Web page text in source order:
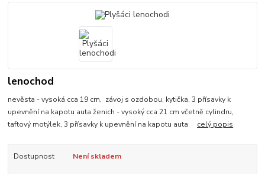
lenochod
nevěsta - vysoká cca 19 cm, závoj s ozdobou, kytička, 3 přísavky k
upevnění na kapotu auta ženich - vysoký cca 21 cm včetně cylindru,
taftový motýlek, 3 přísavky k upevnění na kapotu auta celý popis
Dostupnost Není skladem